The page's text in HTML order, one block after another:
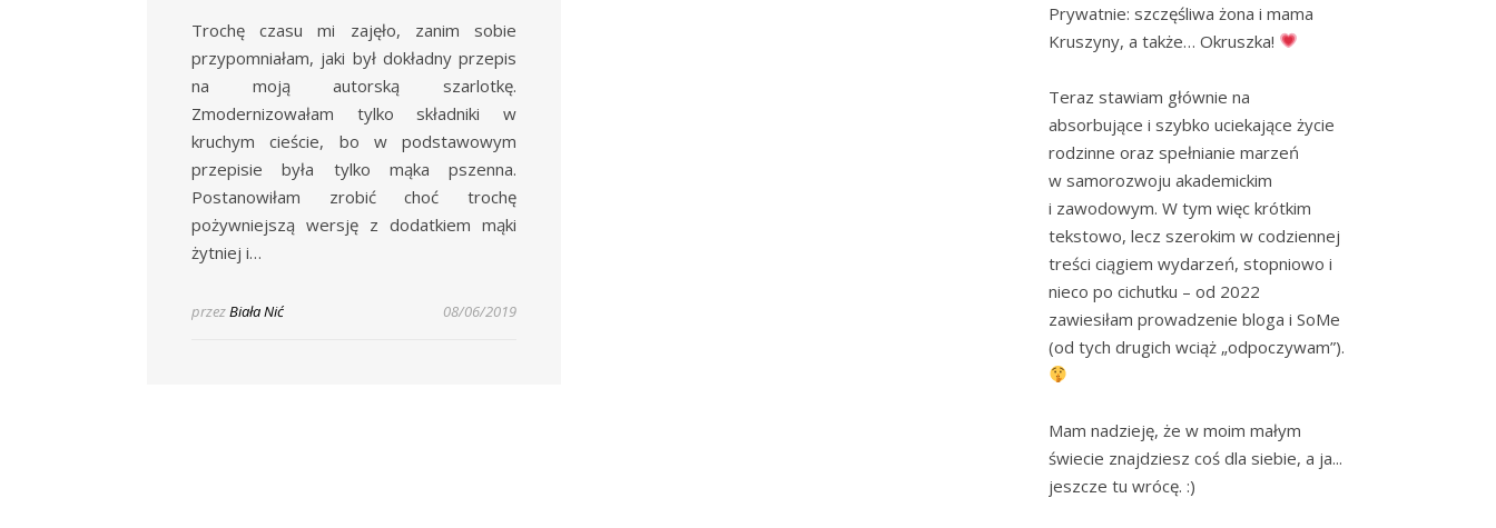
Trochę czasu mi zajęło, zanim sobie
przypomniałam, jaki był dokładny przepis
na moją autorską szarlotkę.
Zmodernizowałam tylko składniki w
kruchym cieście, bo w podstawowym
przepisie była tylko mąka pszenna.
Postanowiłam zrobić choć trochę
pożywniejszą wersję z dodatkiem mąki
żytniej i…
przezBiała Nić 08/06/2019
Prywatnie: szczęśliwa żona i mama
Kruszyny, a także… Okruszka!
Teraz stawiam głównie na
absorbujące i szybko uciekające życie
rodzinne oraz spełnianie marzeń
w samorozwoju akademickim
i zawodowym. W tym więc krótkim
tekstowo, lecz szerokim w codziennej
treści ciągiem wydarzeń, stopniowo i
nieco po cichutku – od 2022
zawiesiłam prowadzenie bloga i SoMe
(od tych drugich wciąż „odpoczywam”).
Mam nadzieję, że w moim małym
świecie znajdziesz coś dla siebie, a ja...
jeszcze tu wrócę. :)